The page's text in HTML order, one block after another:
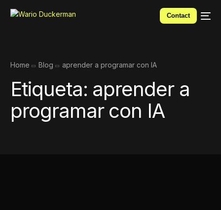
Contact
Home Blog aprender a programar con IA
Etiqueta: aprender a
programar con IA